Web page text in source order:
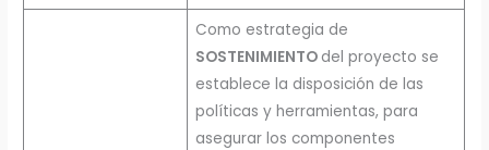
Como estrategia de
SOSTENIMIENTO del proyecto se
establece la disposición de las
políticas y herramientas, para
asegurar los componentes